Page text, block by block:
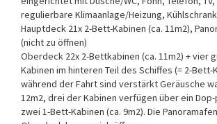
regulierbare Klimaanlage/Heizung,
Hauptdeck 21x 2-Bett-Kabinen (ca. 11m2),
(nicht zu öffnen)
Oberdeck 22x 2-Bettkabinen (ca. 11m2) + vier
Kabinen im hinteren Teil des Schiffes (= 2-Bett-
während der Fahrt sind verstärkt Geräusche
12m2, drei der Kabinen verfügen über ein
zwei 1-Bett-Kabinen (ca. 9m2). Die